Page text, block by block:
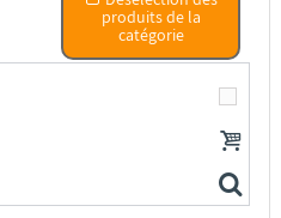
produits de la
catégorie